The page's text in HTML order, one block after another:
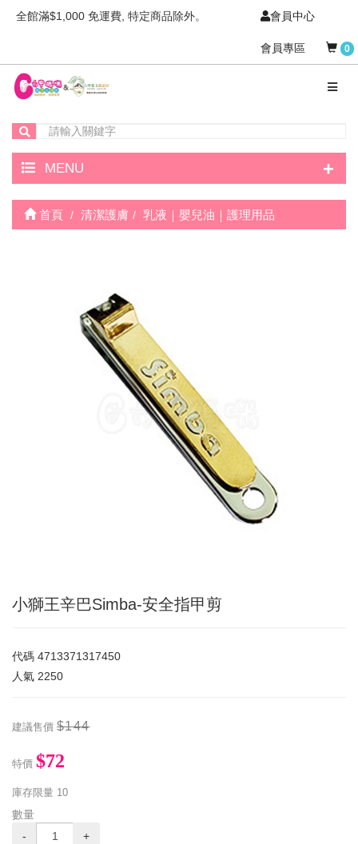
全館滿$1,000 免運費, 特定商品除外。 會員中心
會員專區 0
MENU +
首頁 清潔護膚 乳液｜嬰兒油｜護理用品
小獅王辛巴Simba-安全指甲剪
代碼 4713371317450
人氣 2250
建議售價 $144
特價 $72
庫存限量 10
數量
-
+